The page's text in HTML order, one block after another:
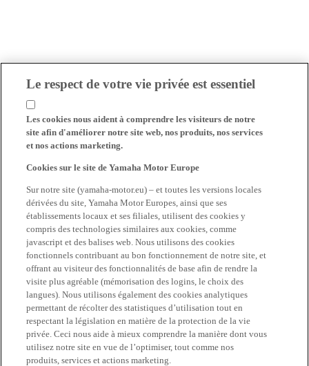
Le respect de votre vie privée est essentiel
Les cookies nous aident à comprendre les visiteurs de notre
site afin d'améliorer notre site web, nos produits, nos services
et nos actions marketing.
Cookies sur le site de Yamaha Motor Europe
Sur notre site (yamaha-motor.eu) – et toutes les versions locales
dérivées du site, Yamaha Motor Europes, ainsi que ses
établissements locaux et ses filiales, utilisent des cookies y
compris des technologies similaires aux cookies, comme
javascript et des balises web. Nous utilisons des cookies
fonctionnels contribuant au bon fonctionnement de notre site, et
offrant au visiteur des fonctionnalités de base afin de rendre la
visite plus agréable (mémorisation des logins, le choix des
langues). Nous utilisons également des cookies analytiques
permettant de récolter des statistiques d’utilisation tout en
respectant la législation en matière de la protection de la vie
privée. Ceci nous aide à mieux comprendre la manière dont vous
utilisez notre site en vue de l’optimiser, tout comme nos
produits, services et actions marketing.